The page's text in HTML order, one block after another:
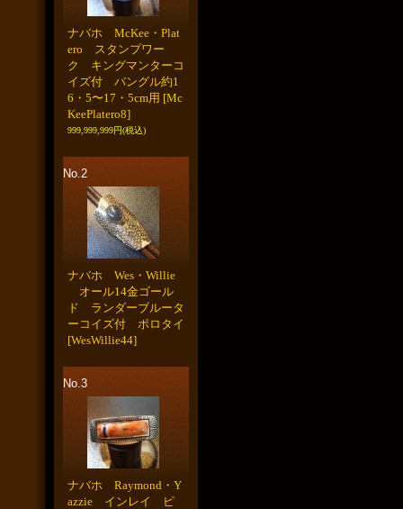
ナバホ McKee・Plat
ero スタンプワー
ク キングマンターコ
イズ付 バングル約1
6・5〜17・5cm用 [Mc
KeePlatero8]
999,999,999円(税込)
No.2
ナバホ Wes・Willie
オール14金ゴール
ド ランダーブルータ
ーコイズ付 ボロタイ
[WesWillie44]
No.3
ナバホ Raymond・Y
azzie インレイ ピ